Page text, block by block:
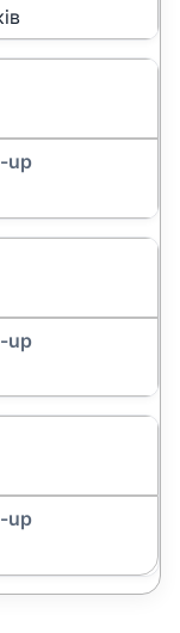
up
up
up